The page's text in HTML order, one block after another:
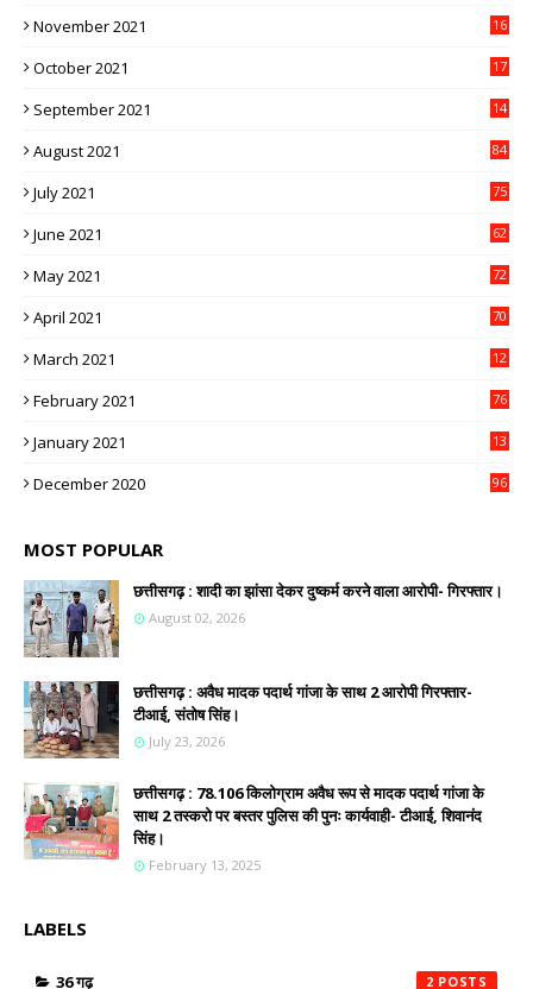
November 2021
16
October 2021
17
September 2021
14
August 2021 84
July 2021 75
June 2021 62
May 2021 72
April 2021 70
March 2021
12
February 2021 76
January 2021
13
December 2020 96
MOST POPULAR
छत्तीसगढ़ : शादी का झांसा देकर दुष्कर्म करने वाला आरोपी- गिरफ्तार।
August 02, 2026
छत्तीसगढ़ : अवैध मादक पदार्थ गांजा के साथ 2 आरोपी गिरफ्तार-
टीआई, संतोष सिंह।
July 23, 2026
छत्तीसगढ़ : 78.106 किलोग्राम अवैध रूप से मादक पदार्थ गांजा के
साथ 2 तस्करो पर बस्तर पुलिस की पुनः कार्यवाही- टीआई, शिवानंद
सिंह।
February 13, 2025
LABELS
36 गढ़ 2